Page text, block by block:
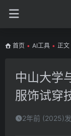
首页 • AI工具 • 正文
中山大学
服饰试穿
2年前 (2025)